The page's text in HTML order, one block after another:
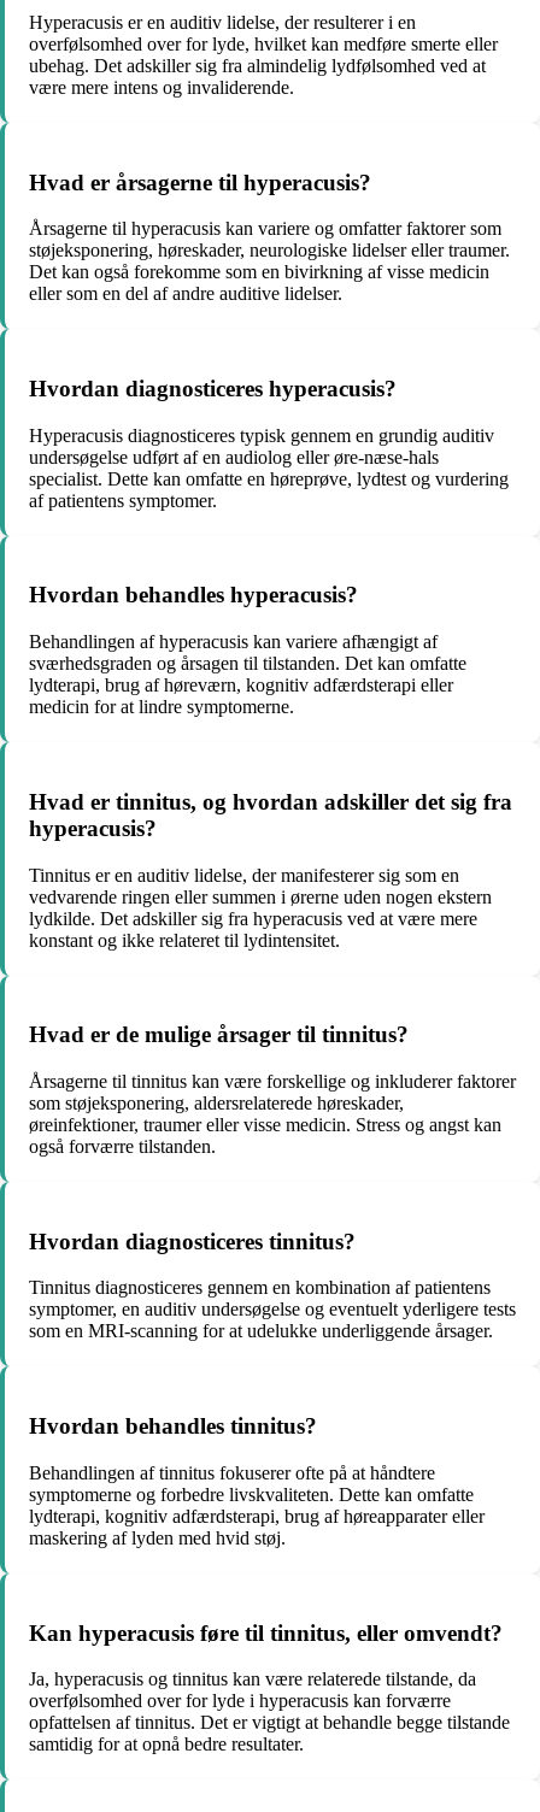
Hyperacusis er en auditiv lidelse, der resulterer i en
overfølsomhed over for lyde, hvilket kan medføre smerte eller
ubehag. Det adskiller sig fra almindelig lydfølsomhed ved at
være mere intens og invaliderende.
Hvad er årsagerne til hyperacusis?
Årsagerne til hyperacusis kan variere og omfatter faktorer som
støjeksponering, høreskader, neurologiske lidelser eller traumer.
Det kan også forekomme som en bivirkning af visse medicin
eller som en del af andre auditive lidelser.
Hvordan diagnosticeres hyperacusis?
Hyperacusis diagnosticeres typisk gennem en grundig auditiv
undersøgelse udført af en audiolog eller øre-næse-hals
specialist. Dette kan omfatte en høreprøve, lydtest og vurdering
af patientens symptomer.
Hvordan behandles hyperacusis?
Behandlingen af hyperacusis kan variere afhængigt af
sværhedsgraden og årsagen til tilstanden. Det kan omfatte
lydterapi, brug af høreværn, kognitiv adfærdsterapi eller
medicin for at lindre symptomerne.
Hvad er tinnitus, og hvordan adskiller det sig fra
hyperacusis?
Tinnitus er en auditiv lidelse, der manifesterer sig som en
vedvarende ringen eller summen i ørerne uden nogen ekstern
lydkilde. Det adskiller sig fra hyperacusis ved at være mere
konstant og ikke relateret til lydintensitet.
Hvad er de mulige årsager til tinnitus?
Årsagerne til tinnitus kan være forskellige og inkluderer faktorer
som støjeksponering, aldersrelaterede høreskader,
øreinfektioner, traumer eller visse medicin. Stress og angst kan
også forværre tilstanden.
Hvordan diagnosticeres tinnitus?
Tinnitus diagnosticeres gennem en kombination af patientens
symptomer, en auditiv undersøgelse og eventuelt yderligere tests
som en MRI-scanning for at udelukke underliggende årsager.
Hvordan behandles tinnitus?
Behandlingen af tinnitus fokuserer ofte på at håndtere
symptomerne og forbedre livskvaliteten. Dette kan omfatte
lydterapi, kognitiv adfærdsterapi, brug af høreapparater eller
maskering af lyden med hvid støj.
Kan hyperacusis føre til tinnitus, eller omvendt?
Ja, hyperacusis og tinnitus kan være relaterede tilstande, da
overfølsomhed over for lyde i hyperacusis kan forværre
opfattelsen af tinnitus. Det er vigtigt at behandle begge tilstande
samtidig for at opnå bedre resultater.